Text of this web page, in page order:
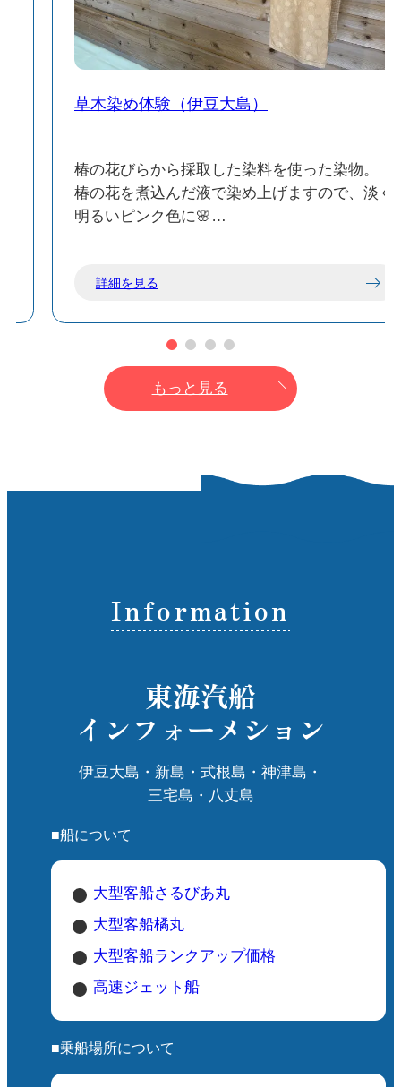
草木染め体験（伊豆大島）
椿の花びらから採取した染料を使った染物。
椿の花を煮込んだ液で染め上げますので、淡く
明るいピンク色に🌸
染め上がった作品はアイロンをかけてお持ち帰
詳細を見る
もっと見る
Information
東海汽船
インフォーメション
伊豆大島・新島・式根島・神津島・
三宅島・八丈島
■船について
大型客船さるびあ丸
大型客船橘丸
大型客船ランクアップ価格
高速ジェット船
■乗船場所について